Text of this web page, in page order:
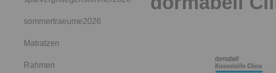
sommertraeume2026
Matratzen
Rahmen